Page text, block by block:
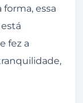
essa
fez a